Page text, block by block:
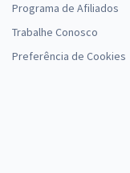
Programa de Afiliados
Trabalhe Conosco
Preferência de Cookies